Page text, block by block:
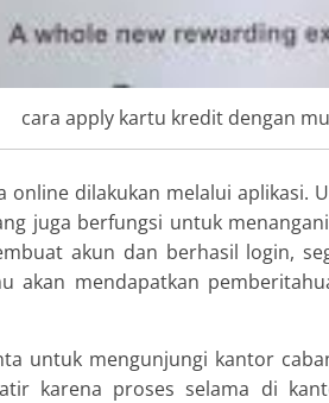
cara apply kartu kredit dengan
online dilakukan melalui aplikasi.
juga berfungsi untuk
akun dan berhasil login,
akan mendapatkan
untuk mengunjungi kantor
karena proses selama di